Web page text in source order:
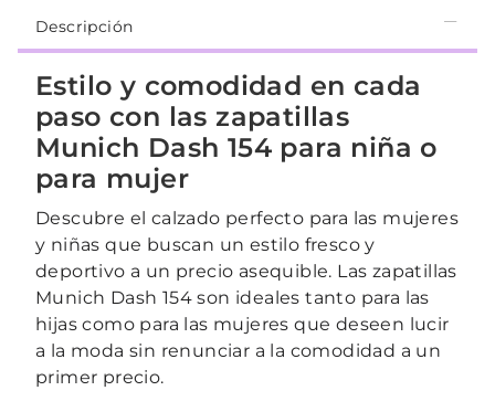
Descripción
Estilo y comodidad en cada
paso con las zapatillas
Munich Dash 154 para niña o
para mujer
Descubre el calzado perfecto para las mujeres
y niñas que buscan un estilo fresco y
deportivo a un precio asequible. Las zapatillas
Munich Dash 154 son ideales tanto para las
hijas como para las mujeres que deseen lucir
a la moda sin renunciar a la comodidad a un
primer precio.